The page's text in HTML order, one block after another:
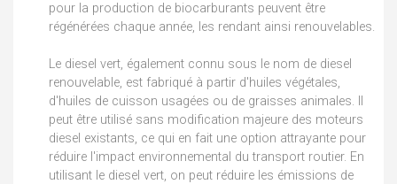
pour la production de biocarburants peuvent être
régénérées chaque année, les rendant ainsi renouvelables.
Le diesel vert, également connu sous le nom de diesel
renouvelable, est fabriqué à partir d'huiles végétales,
d'huiles de cuisson usagées ou de graisses animales. Il
peut être utilisé sans modification majeure des moteurs
diesel existants, ce qui en fait une option attrayante pour
réduire l'impact environnemental du transport routier. En
utilisant le diesel vert, on peut réduire les émissions de